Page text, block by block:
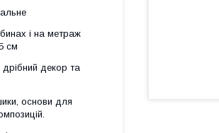
і на метраж
см
декор та
основи для